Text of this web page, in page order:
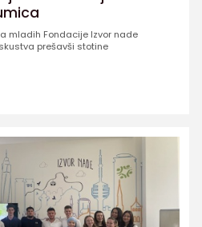
mladih Fondacije Izvor nade
prešavši stotine